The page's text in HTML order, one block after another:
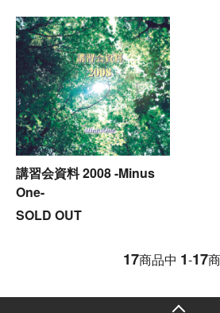
講習会資料 2008 -Minus
One-
SOLD OUT
17商品中 1-17